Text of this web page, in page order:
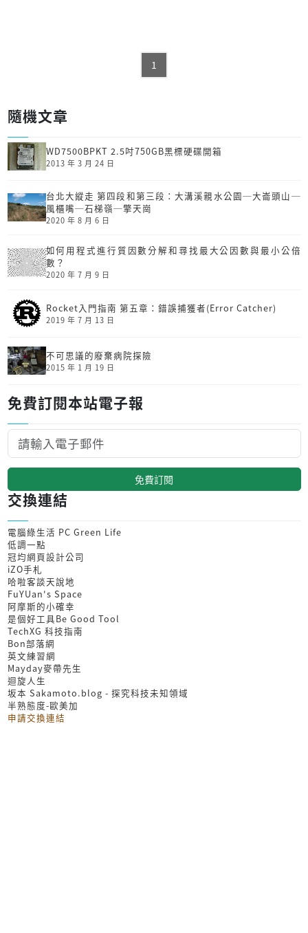
1
隨機文章
WD7500BPKT 2.5吋750GB黑標硬碟開箱
2013 年 3 月 24 日
台北大縱走 第四段和第三段：大溝溪親水公園─大崙頭山─
風櫃嘴─石梯嶺─擎天崗
2020 年 8 月 6 日
如何用程式進行質因數分解和尋找最大公因數與最小公倍
數？
2020 年 7 月 9 日
Rocket入門指南 第五章：錯誤捕獲者(Error Catcher)
2019 年 7 月 13 日
不可思議的廢棄病院探險
2015 年 1 月 19 日
免費訂閱本站電子報
免費訂閱
交換連結
電腦綠生活 PC Green Life
低調一點
冠均網頁設計公司
iZO手札
哈啦客談天說地
FuYUan's Space
阿摩斯的小確幸
是個好工具Be Good Tool
TechXG 科技指南
Bon部落網
英文練習網
Mayday麥帶先生
迴旋人生
坂本 Sakamoto.blog - 探究科技未知領域
半熟態度-歐美加
申請交換連結